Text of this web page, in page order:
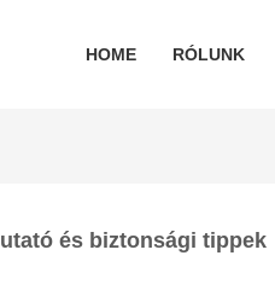
HOME RÓLUNK
és biztonsági tippek